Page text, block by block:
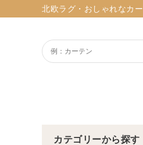
北欧ラグ・おしゃれなカ
ようこそ ゲスト 様カテゴリーから探す